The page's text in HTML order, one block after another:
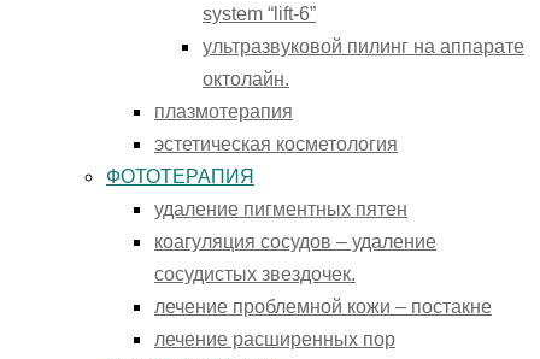
system “lift-6”
ультразвуковой пилинг на аппарате
октолайн.
плазмотерапия
эстетическая косметология
ФОТОТЕРАПИЯ
удаление пигментных пятен
коагуляция сосудов – удаление
сосудистых звездочек.
лечение проблемной кожи – постакне
лечение расширенных пор